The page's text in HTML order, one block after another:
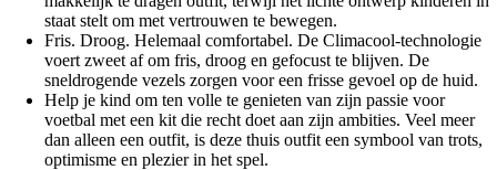
staat stelt om met vertrouwen te bewegen.
Fris. Droog. Helemaal comfortabel. De Climacool-technologie
voert zweet af om fris, droog en gefocust te blijven. De
sneldrogende vezels zorgen voor een frisse gevoel op de huid.
Help je kind om ten volle te genieten van zijn passie voor
voetbal met een kit die recht doet aan zijn ambities. Veel meer
dan alleen een outfit, is deze thuis outfit een symbool van trots,
optimisme en plezier in het spel.